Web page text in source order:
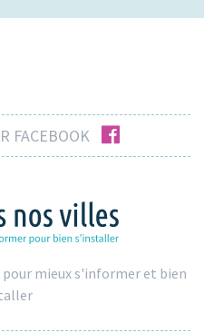
FACEBOOK facebook
mieux s'informer et bien